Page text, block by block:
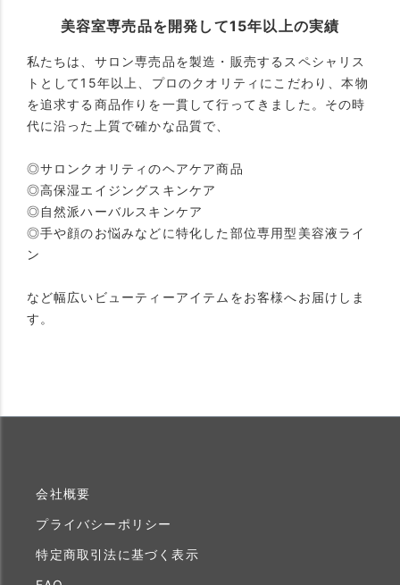
美容室専売品を開発して15年以上の実績
私たちは、サロン専売品を製造・販売するスペシャリス
トとして15年以上、プロのクオリティにこだわり、本物
を追求する商品作りを一貫して行ってきました。その時
代に沿った上質で確かな品質で、
◎サロンクオリティのヘアケア商品
◎高保湿エイジングスキンケア
◎自然派ハーバルスキンケア
◎手や顔のお悩みなどに特化した部位専用型美容液ライ
ン
など幅広いビューティーアイテムをお客様へお届けしま
す。
会社概要
プライバシーポリシー
特定商取引法に基づく表示